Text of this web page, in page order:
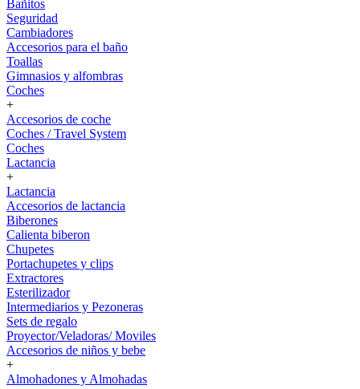
Bañitos
Seguridad
Cambiadores
Accesorios para el baño
Toallas
Gimnasios y alfombras
Coches
+
Accesorios de coche
Coches / Travel System
Coches
Lactancia
+
Lactancia
Accesorios de lactancia
Biberones
Calienta biberon
Chupetes
Portachupetes y clips
Extractores
Esterilizador
Intermediarios y Pezoneras
Sets de regalo
Proyector/Veladoras/ Moviles
Accesorios de niños y bebe
+
Almohadones y Almohadas